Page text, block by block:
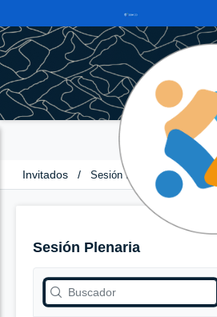
Invitados / Sesión Plenaria
Sesión Plenaria